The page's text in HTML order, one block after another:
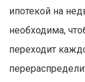
ипотекой на
необходима,
переходит